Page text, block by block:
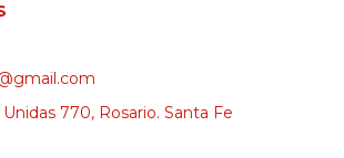
770, Rosario. Santa Fe